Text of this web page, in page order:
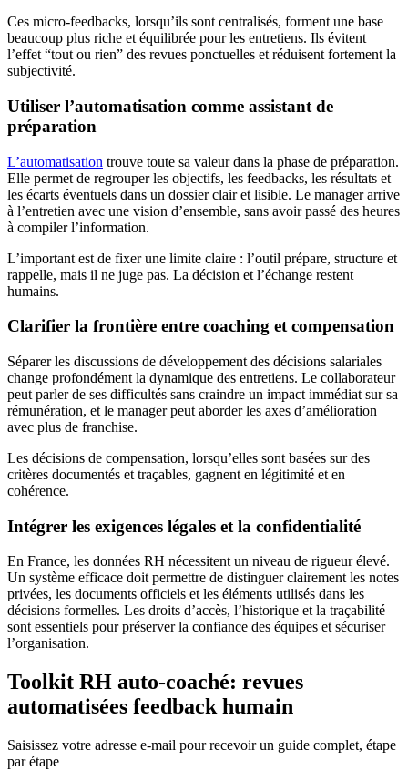
Ces micro-feedbacks, lorsqu’ils sont centralisés, forment une base
beaucoup plus riche et équilibrée pour les entretiens. Ils évitent
l’effet “tout ou rien” des revues ponctuelles et réduisent fortement la
subjectivité.
Utiliser l’automatisation comme assistant de
préparation
L’automatisation trouve toute sa valeur dans la phase de préparation.
Elle permet de regrouper les objectifs, les feedbacks, les résultats et
les écarts éventuels dans un dossier clair et lisible. Le manager arrive
à l’entretien avec une vision d’ensemble, sans avoir passé des heures
à compiler l’information.
L’important est de fixer une limite claire : l’outil prépare, structure et
rappelle, mais il ne juge pas. La décision et l’échange restent
humains.
Clarifier la frontière entre coaching et compensation
Séparer les discussions de développement des décisions salariales
change profondément la dynamique des entretiens. Le collaborateur
peut parler de ses difficultés sans craindre un impact immédiat sur sa
rémunération, et le manager peut aborder les axes d’amélioration
avec plus de franchise.
Les décisions de compensation, lorsqu’elles sont basées sur des
critères documentés et traçables, gagnent en légitimité et en
cohérence.
Intégrer les exigences légales et la confidentialité
En France, les données RH nécessitent un niveau de rigueur élevé.
Un système efficace doit permettre de distinguer clairement les notes
privées, les documents officiels et les éléments utilisés dans les
décisions formelles. Les droits d’accès, l’historique et la traçabilité
sont essentiels pour préserver la confiance des équipes et sécuriser
l’organisation.
Toolkit RH auto-coaché: revues
automatisées feedback humain
Saisissez votre adresse e-mail pour recevoir un guide complet, étape
par étape